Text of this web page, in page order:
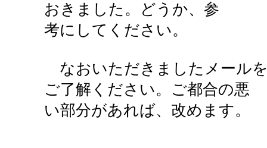
おきました。どうか、参
考にしてください。
なおいただきましたメール
ご了解ください。ご都合の悪
い部分があれば、改めます。